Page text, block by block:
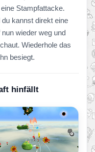
Stampfattacke.
kannst direkt eine
wieder weg und
Wiederhole das
besiegt.
hinfällt